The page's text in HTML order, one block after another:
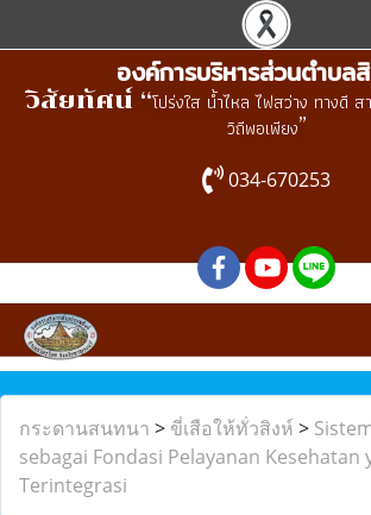
องค์การบริหารส่วนตำบล
วิสัยทัศน์ “โปร่งใส น้ำไหล ไฟสว่าง ทางดี
วิถีพอเพียง”
034-670253
กระดานสนทนา > ขี่เสือให้ทั่วสิงห์ >
sebagai Fondasi Pelayanan Kesehatan
Terintegrasi